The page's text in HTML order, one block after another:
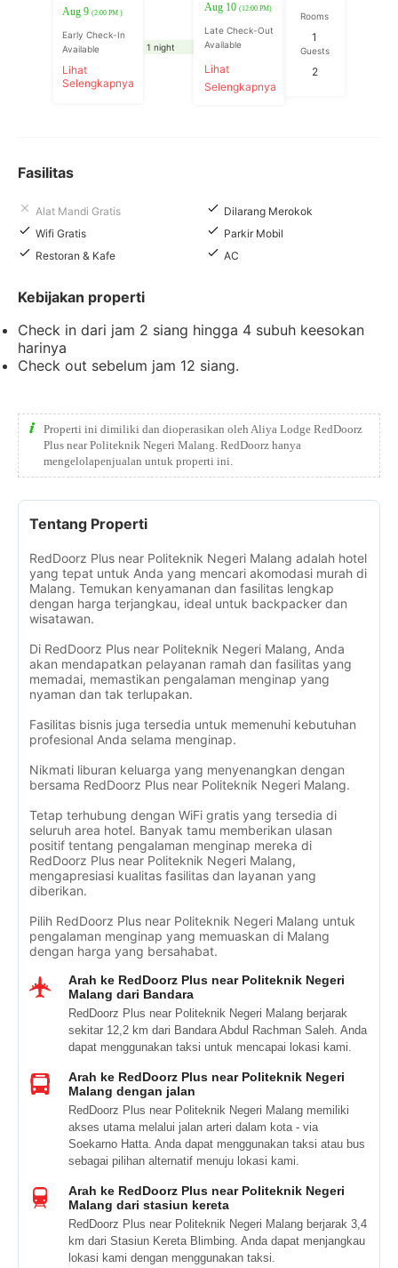
Aug 9 (2:00 PM )
Early Check-In
Available
Lihat
Selengkapnya
1 night
Aug 10(12:00 PM)
Late Check-Out
Available
Lihat
Selengkapnya
Rooms
1
Guests
2
Fasilitas
Alat Mandi Gratis
Dilarang Merokok
Wifi Gratis
Parkir Mobil
Restoran & Kafe
AC
Kebijakan properti
Check in dari jam 2 siang hingga 4 subuh keesokan
harinya
Check out sebelum jam 12 siang.
Properti ini dimiliki dan dioperasikan oleh Aliya Lodge RedDoorz
Plus near Politeknik Negeri Malang. RedDoorz hanya
mengelolapenjualan untuk properti ini.
Tentang Properti
RedDoorz Plus near Politeknik Negeri Malang adalah hotel
yang tepat untuk Anda yang mencari akomodasi murah di
Malang. Temukan kenyamanan dan fasilitas lengkap
dengan harga terjangkau, ideal untuk backpacker dan
wisatawan.
Di RedDoorz Plus near Politeknik Negeri Malang, Anda
akan mendapatkan pelayanan ramah dan fasilitas yang
memadai, memastikan pengalaman menginap yang
nyaman dan tak terlupakan.
Fasilitas bisnis juga tersedia untuk memenuhi kebutuhan
profesional Anda selama menginap.
Nikmati liburan keluarga yang menyenangkan dengan
bersama RedDoorz Plus near Politeknik Negeri Malang.
Tetap terhubung dengan WiFi gratis yang tersedia di
seluruh area hotel. Banyak tamu memberikan ulasan
positif tentang pengalaman menginap mereka di
RedDoorz Plus near Politeknik Negeri Malang,
mengapresiasi kualitas fasilitas dan layanan yang
diberikan.
Pilih RedDoorz Plus near Politeknik Negeri Malang untuk
pengalaman menginap yang memuaskan di Malang
dengan harga yang bersahabat.
Arah ke RedDoorz Plus near Politeknik Negeri
Malang dari Bandara
RedDoorz Plus near Politeknik Negeri Malang berjarak
sekitar 12,2 km dari Bandara Abdul Rachman Saleh. Anda
dapat menggunakan taksi untuk mencapai lokasi kami.
Arah ke RedDoorz Plus near Politeknik Negeri
Malang dengan jalan
RedDoorz Plus near Politeknik Negeri Malang memiliki
akses utama melalui jalan arteri dalam kota - via
Soekarno Hatta. Anda dapat menggunakan taksi atau bus
sebagai pilihan alternatif menuju lokasi kami.
Arah ke RedDoorz Plus near Politeknik Negeri
Malang dari stasiun kereta
RedDoorz Plus near Politeknik Negeri Malang berjarak 3,4
km dari Stasiun Kereta Blimbing. Anda dapat menjangkau
lokasi kami dengan menggunakan taksi.